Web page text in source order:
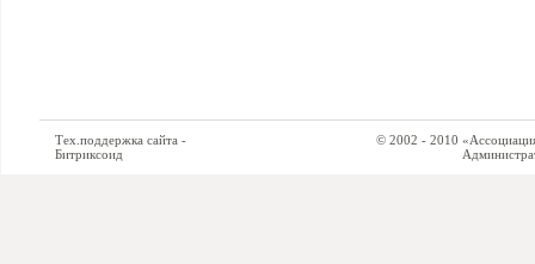
Тех.поддержка сайта -
Битриксоид
© 2002 - 2010 «Ассоциация